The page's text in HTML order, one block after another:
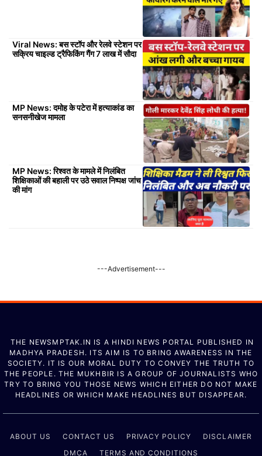
Viral News: बस स्टॉप और रेलवे स्टेशन पर
सक्रिय चाइल्ड ट्रैफिकिंग गैंग 7 लाख में सौदा
MP News: दमोह के पटेरा में हत्याकांड का
सनसनीखेज मामला
MP News: रिश्वत के मामले में निलंबित
शिक्षिकाओं की बहाली पर उठे सवाल निष्पक्ष जांच
की मांग
---Advertisement---
THE NEWSMPTAK.IN IS A HINDI NEWS PORTAL PUBLISHED IN
MADHYA PRADESH. ITS AIM IS TO BRING AWARENESS IN THE
SOCIETY. IT IS OUR MORAL DUTY TO CONVEY THE TRUTH TO
THE PEOPLE. THE MUKHBIR IS A GROUP OF JOURNALISTS WHO
TRY TO BRING YOU THOSE NEWS WHICH EITHER DO NOT MAKE
HEADLINES OR WHICH MAKE HEADLINES BUT DISAPPEAR.
ABOUT US CONTACT US PRIVACY POLICY
DISCLAIMER
DMCA
TERMS AND CONDITIONS